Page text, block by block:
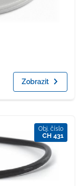
Zobrazit
Obj. číslo
CH 431